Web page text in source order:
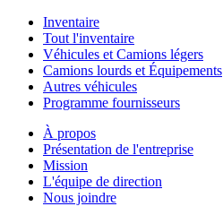
Inventaire
Tout l'inventaire
Véhicules et Camions légers
Camions lourds et Équipements
Autres véhicules
Programme fournisseurs
À propos
Présentation de l'entreprise
Mission
L'équipe de direction
Nous joindre